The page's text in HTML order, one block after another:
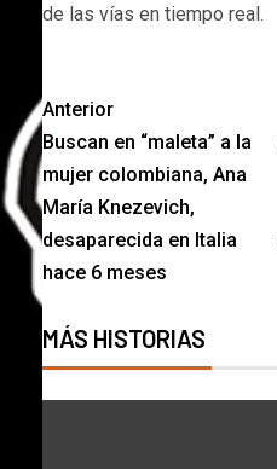
de las vías en tiempo real.
Anterior
Buscan en “maleta” a la
mujer colombiana, Ana
María Knezevich,
desaparecida en Italia
hace 6 meses
MÁS HISTORIAS